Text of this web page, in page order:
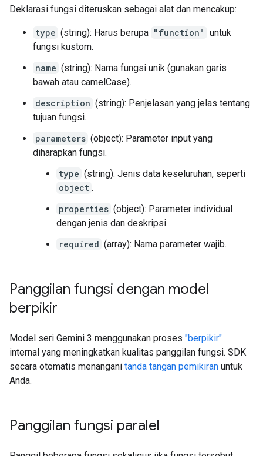
Deklarasi fungsi diteruskan sebagai alat dan mencakup:
type (string): Harus berupa "function" untuk
fungsi kustom.
name (string): Nama fungsi unik (gunakan garis
bawah atau camelCase).
description (string): Penjelasan yang jelas tentang
tujuan fungsi.
parameters (object): Parameter input yang
diharapkan fungsi.
type (string): Jenis data keseluruhan, seperti
object .
properties (object): Parameter individual
dengan jenis dan deskripsi.
required (array): Nama parameter wajib.
Panggilan fungsi dengan model
berpikir
Model seri Gemini 3 menggunakan proses "berpikir"
internal yang meningkatkan kualitas panggilan fungsi. SDK
secara otomatis menangani tanda tangan pemikiran untuk
Anda.
Panggilan fungsi paralel